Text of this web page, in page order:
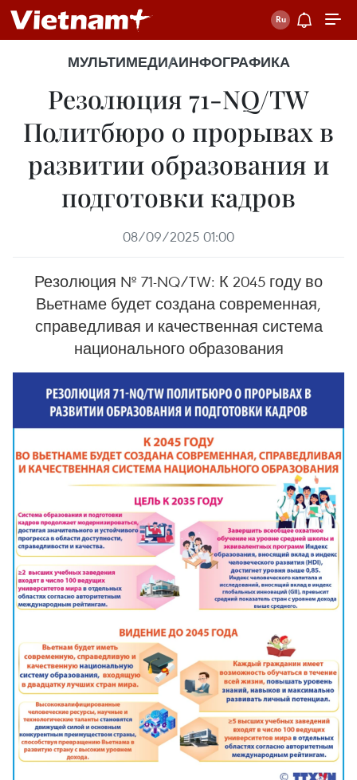
МУЛЬТИМЕДИАИНФОГРАФИКА
Резолюция 71-NQ/TW
Политбюро о прорывах в
развитии образования и
подготовки кадров
08/09/2025 01:00
Резолюция № 71-NQ/TW: К 2045 году во
Вьетнаме будет создана современная,
справедливая и качественная система
национального образования